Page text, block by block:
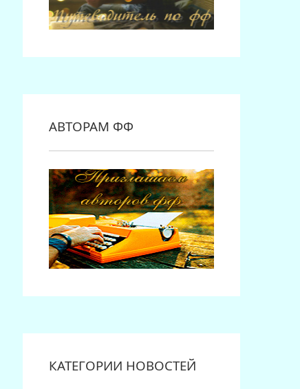
АВТОРАМ ФФ
КАТЕГОРИИ НОВОСТЕЙ